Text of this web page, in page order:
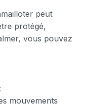
peut
protégé,
vous pouvez
mouvements